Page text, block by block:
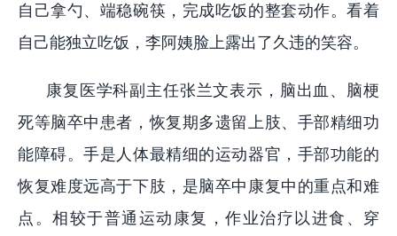
自己拿勺、端稳碗筷，完成吃饭的整套动作。看着
自己能独立吃饭，李阿姨脸上露出了久违的笑容。
康复医学科副主任张兰文表示，脑出血、脑梗
死等脑卒中患者，恢复期多遗留上肢、手部精细功
能障碍。手是人体最精细的运动器官，手部功能的
恢复难度远高于下肢，是脑卒中康复中的重点和难
点。相较于普通运动康复，作业治疗以进食、穿